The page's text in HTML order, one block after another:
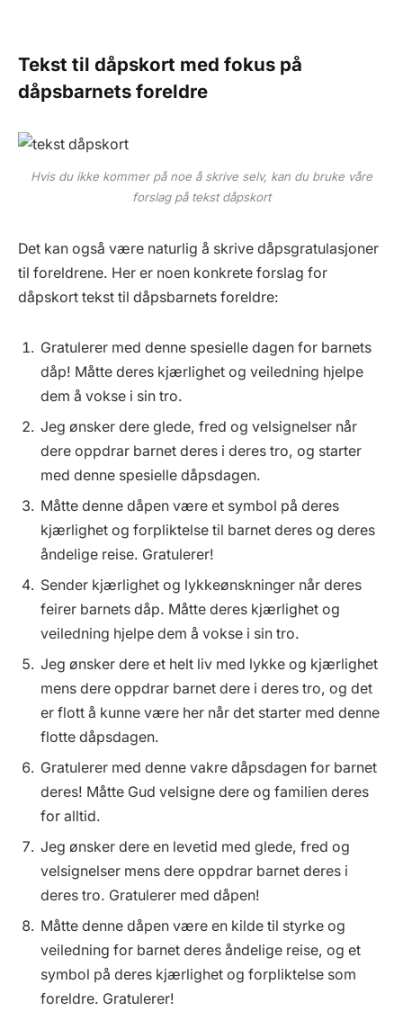
Tekst til dåpskort med fokus på
dåpsbarnets foreldre
Hvis du ikke kommer på noe å skrive selv, kan du bruke våre
forslag på tekst dåpskort
Det kan også være naturlig å skrive dåpsgratulasjoner
til foreldrene. Her er noen konkrete forslag for
dåpskort tekst til dåpsbarnets foreldre:
Gratulerer med denne spesielle dagen for barnets
dåp! Måtte deres kjærlighet og veiledning hjelpe
dem å vokse i sin tro.
Jeg ønsker dere glede, fred og velsignelser når
dere oppdrar barnet deres i deres tro, og starter
med denne spesielle dåpsdagen.
Måtte denne dåpen være et symbol på deres
kjærlighet og forpliktelse til barnet deres og deres
åndelige reise. Gratulerer!
Sender kjærlighet og lykkeønskninger når deres
feirer barnets dåp. Måtte deres kjærlighet og
veiledning hjelpe dem å vokse i sin tro.
Jeg ønsker dere et helt liv med lykke og kjærlighet
mens dere oppdrar barnet dere i deres tro, og det
er flott å kunne være her når det starter med denne
flotte dåpsdagen.
Gratulerer med denne vakre dåpsdagen for barnet
deres! Måtte Gud velsigne dere og familien deres
for alltid.
Jeg ønsker dere en levetid med glede, fred og
velsignelser mens dere oppdrar barnet deres i
deres tro. Gratulerer med dåpen!
Måtte denne dåpen være en kilde til styrke og
veiledning for barnet deres åndelige reise, og et
symbol på deres kjærlighet og forpliktelse som
foreldre. Gratulerer!